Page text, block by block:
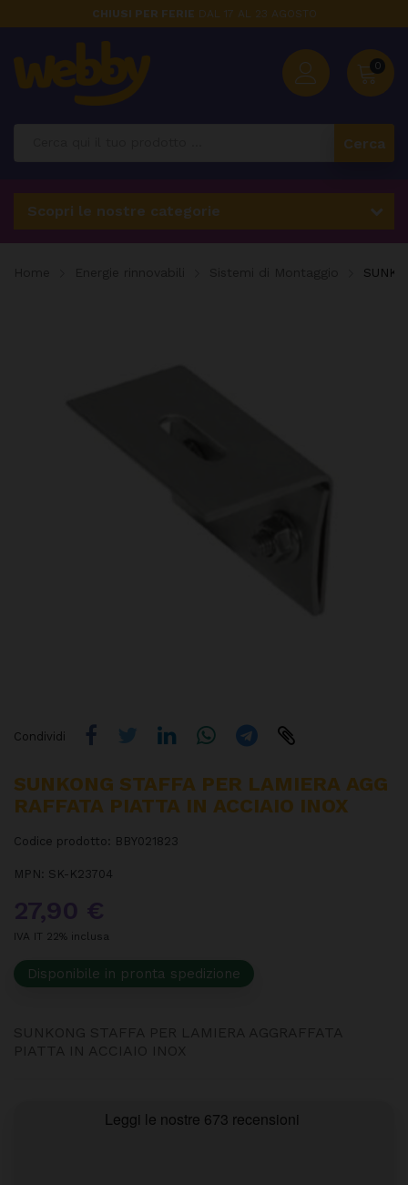
CHIUSI PER FERIE DAL 17 AL 23 AGOSTO
0
Cerca
Scopri le nostre categorie
Condividi
SUNKONG STAFFA PER LAMIERA AGG
RAFFATA PIATTA IN ACCIAIO INOX
Codice prodotto: BBY021823
MPN: SK-K23704
IVA IT 22% inclusa
Disponibile in pronta spedizione